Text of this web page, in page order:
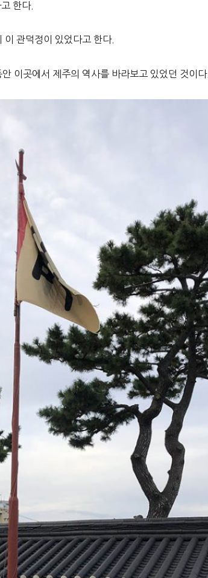
한다.
이 관덕정이 있었다고 한다.
이곳에서 제주의 역사를 바라보고 있었던 것이다.